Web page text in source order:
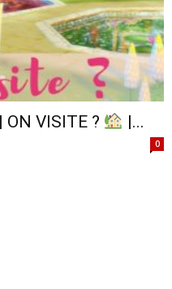
VISITE ? |...
0